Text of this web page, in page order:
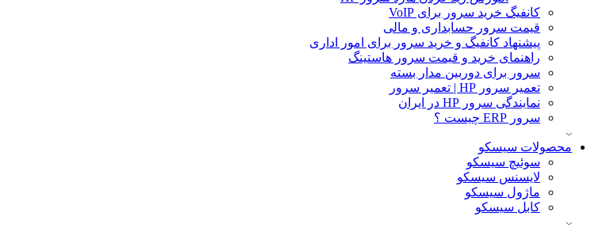
کانفیگ خرید سرور برای VoIP
قیمت سرور حسابداری و مالی
پیشنهاد کانفیگ و خرید سرور برای امور اداری
راهنمای خرید و قیمت سرور هاستینگ
سرور برای دوربین مدار بسته
تعمیر سرور HP | تعمیر سرور
نمایندگی سرور HP در ایران
سرور ERP چیست ؟
محصولات سیسکو
سوئیچ سیسکو
لایسنس سیسکو
ماژول سیسکو
کابل سیسکو